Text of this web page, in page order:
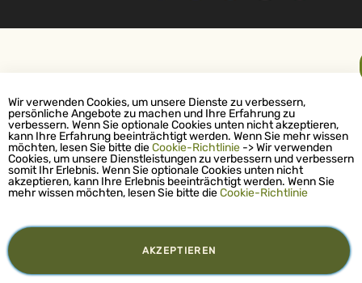
Wir verwenden Cookies, um unsere Dienste zu verbessern,
persönliche Angebote zu machen und Ihre Erfahrung zu
verbessern. Wenn Sie optionale Cookies unten nicht akzeptieren,
kann Ihre Erfahrung beeinträchtigt werden. Wenn Sie mehr wissen
möchten, lesen Sie bitte dieCookie-Richtlinie -> Wir verwenden
Cookies, um unsere Dienstleistungen zu verbessern und verbessern
somit Ihr Erlebnis. Wenn Sie optionale Cookies unten nicht
akzeptieren, kann Ihre Erlebnis beeinträchtigt werden. Wenn Sie
mehr wissen möchten, lesen Sie bitte dieCookie-Richtlinie
AKZEPTIEREN